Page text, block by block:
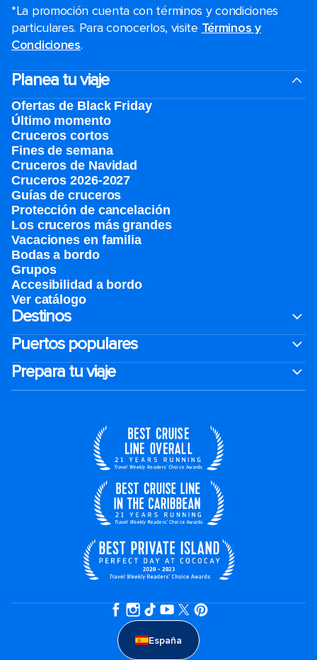
*La promoción cuenta con términos y condiciones
particulares. Para conocerlos, visite Términos y
Condiciones.
Planea tu viaje
Ofertas de Black Friday
Último momento
Cruceros cortos
Fines de semana
Cruceros de Navidad
Cruceros 2026-2027
Guías de cruceros
Protección de cancelación
Los cruceros más grandes
Vacaciones en familia
Bodas a bordo
Grupos
Accesibilidad a bordo
Ver catálogo
Destinos
Puertos populares
Prepara tu viaje
España